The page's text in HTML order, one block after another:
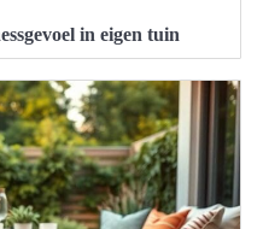
in eigen tuin